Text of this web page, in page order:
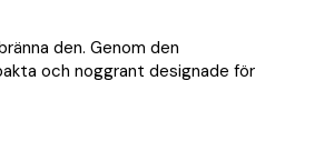
den. Genom den
och noggrant designade för